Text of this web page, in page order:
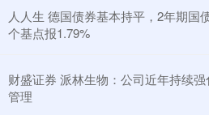
人人生 德国债券基本持平，2年期国
个基点报1.79%
财盛证券 派林生物：公司近年持续
管理